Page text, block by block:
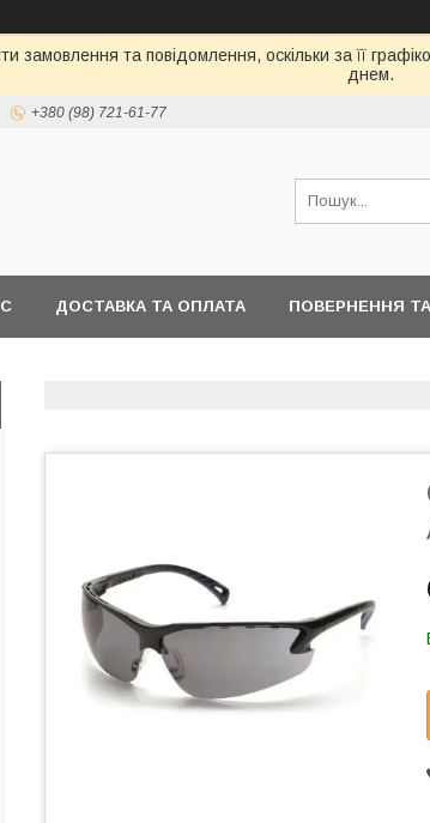
замовлення та повідомлення, оскільки за її
днем.
+380 (98) 721-61-77
ДОСТАВКА ТА ОПЛАТА ПОВЕРНЕННЯ